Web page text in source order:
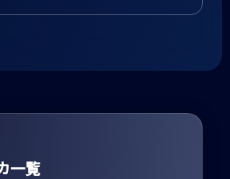
一覧